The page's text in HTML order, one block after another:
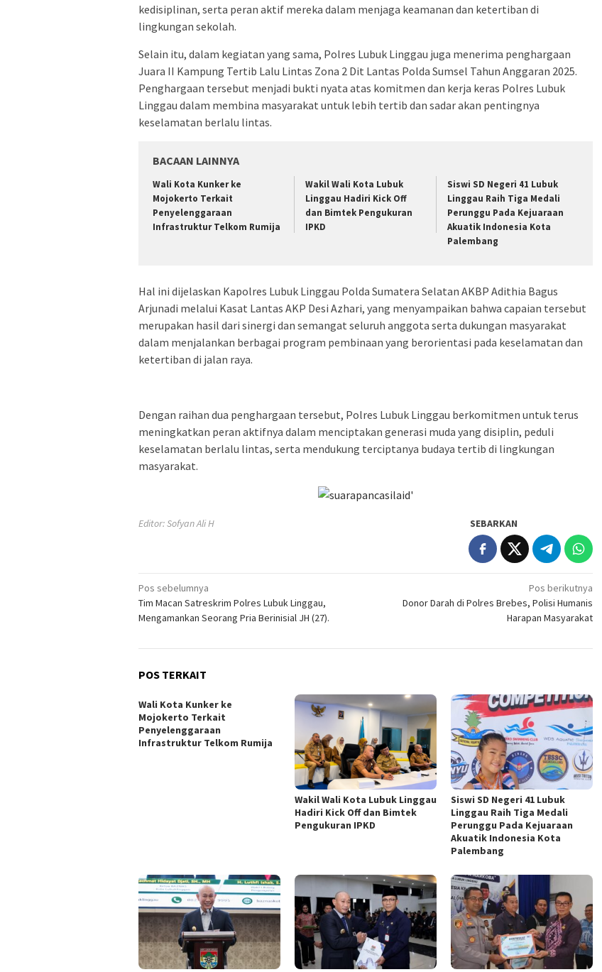
kedisiplinan, serta peran aktif mereka dalam menjaga keamanan dan ketertiban di
lingkungan sekolah.
Selain itu, dalam kegiatan yang sama, Polres Lubuk Linggau juga menerima penghargaan
Juara II Kampung Tertib Lalu Lintas Zona 2 Dit Lantas Polda Sumsel Tahun Anggaran 2025.
Penghargaan tersebut menjadi bukti nyata atas komitmen dan kerja keras Polres Lubuk
Linggau dalam membina masyarakat untuk lebih tertib dan sadar akan pentingnya
keselamatan berlalu lintas.
BACAAN LAINNYA
Wali Kota Kunker ke
Mojokerto Terkait
Penyelenggaraan
Infrastruktur Telkom Rumija
Wakil Wali Kota Lubuk
Linggau Hadiri Kick Off
dan Bimtek Pengukuran
IPKD
Siswi SD Negeri 41 Lubuk
Linggau Raih Tiga Medali
Perunggu Pada Kejuaraan
Akuatik Indonesia Kota
Palembang
Hal ini dijelaskan Kapolres Lubuk Linggau Polda Sumatera Selatan AKBP Adithia Bagus
Arjunadi melalui Kasat Lantas AKP Desi Azhari, yang menyampaikan bahwa capaian tersebut
merupakan hasil dari sinergi dan semangat seluruh anggota serta dukungan masyarakat
dalam menjalankan berbagai program pembinaan yang berorientasi pada keselamatan dan
ketertiban di jalan raya.
Dengan raihan dua penghargaan tersebut, Polres Lubuk Linggau berkomitmen untuk terus
meningkatkan peran aktifnya dalam menciptakan generasi muda yang disiplin, peduli
keselamatan berlalu lintas, serta mendukung terciptanya budaya tertib di lingkungan
masyarakat.
Editor: Sofyan Ali H SEBARKAN
Navigasi
pos
Pos sebelumnya
Tim Macan Satreskrim Polres Lubuk Linggau,
Mengamankan Seorang Pria Berinisial JH (27).
Pos berikutnya
Donor Darah di Polres Brebes, Polisi Humanis
Harapan Masyarakat
POS TERKAIT
Wali Kota Kunker ke
Mojokerto Terkait
Penyelenggaraan
Infrastruktur Telkom Rumija
Wakil Wali Kota Lubuk Linggau
Hadiri Kick Off dan Bimtek
Pengukuran IPKD
Siswi SD Negeri 41 Lubuk
Linggau Raih Tiga Medali
Perunggu Pada Kejuaraan
Akuatik Indonesia Kota
Palembang